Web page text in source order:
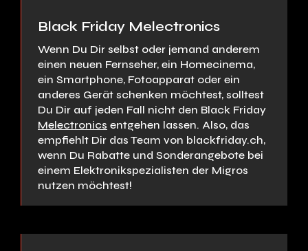
Black Friday Melectronics
Wenn Du Dir selbst oder jemand anderem
einen neuen Fernseher, ein Homecinema,
ein Smartphone, Fotoapparat oder ein
anderes Gerät schenken möchtest, solltest
Du Dir auf jeden Fall nicht den Black Friday
Melectronics entgehen lassen. Also, das
empfiehlt Dir das Team von blackfriday.ch,
wenn Du Rabatte und Sonderangebote bei
einem Elektronikspezialisten der Migros
nutzen möchtest!